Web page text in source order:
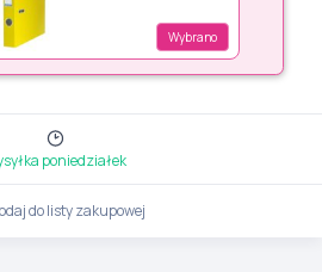
Wybrano
poniedziałek
do listy zakupowej